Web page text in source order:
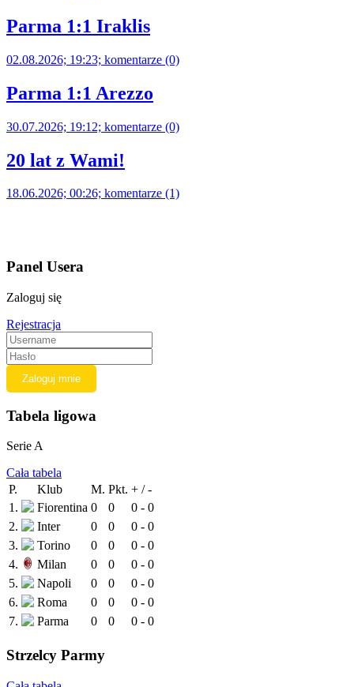
Parma 1:1 Iraklis
02.08.2026; 19:23; komentarze (0)
Parma 1:1 Arezzo
30.07.2026; 19:12; komentarze (0)
20 lat z Wami!
18.06.2026; 00:26; komentarze (1)
Panel Usera
Zaloguj się
Rejestracja
Tabela ligowa
Serie A
Cała tabela
P.
Klub M. Pkt. + / -
1.
Fiorentina 0 0
0 - 0
2.
Inter 0 0
0 - 0
3.
Torino 0 0
0 - 0
4.
Milan 0 0
0 - 0
5.
Napoli 0 0
0 - 0
6.
Roma 0 0
0 - 0
7.
Parma 0 0 0 - 0
Strzelcy Parmy